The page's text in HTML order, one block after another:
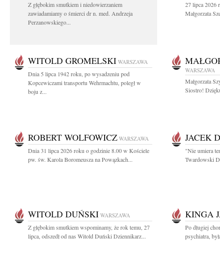
Z głębokim smutkiem i niedowierzaniem
zawiadamiamy o śmierci dr n. med. Andrzeja
Perzanowskiego...
27 lipca 2026
Małgorzata
WITOLD GROMELSKI WARSZAWA
Dnia 5 lipca 1942 roku, po wysadzeniu pod
Kopcewiczami transportu Wehrmachtu, poległ w
boju z...
WARSZAWA
Małgorzata
Siostro!
ROBERT WOLFOWICZ WARSZAWA
Dnia 31 lipca 2026 roku o godzinie 8.00 w Kościele
pw. św. Karola Boromeusza na Powązkach...
JACEK
"Nie umiera
Twardowski
WITOLD DUŃSKI WARSZAWA
Z głębokim smutkiem wspominamy, że rok temu, 27
lipca, odszedł od nas Witold Duński Dziennikarz...
KINGA
Po długiej
psychiatra,